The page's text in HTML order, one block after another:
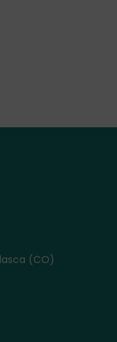
(CO)